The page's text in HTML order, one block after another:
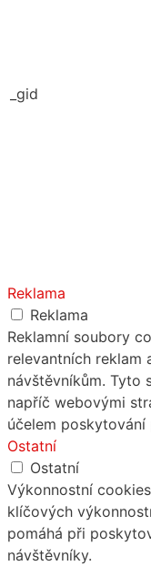
_gid
Reklama
Reklama
Reklamní soubory
relevantních reklam
návštěvníkům. Tyto
napříč webovými
účelem
Ostatní
Ostatní
Výkonnostní
klíčových
pomáhá při
návštěvníky.